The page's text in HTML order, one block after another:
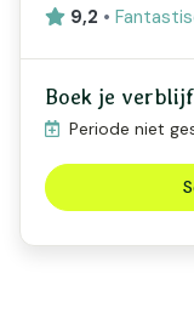
9,2 •
Boek je verblijf
Periode niet